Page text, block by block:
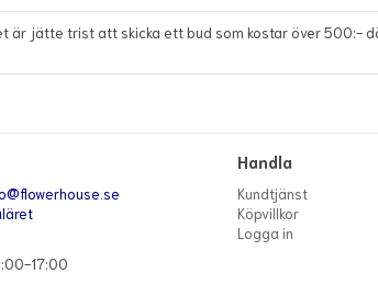
är jätte trist att skicka ett bud som kostar över 500:-
17:00
Handla
Kundtjänst
Köpvillkor
Logga in